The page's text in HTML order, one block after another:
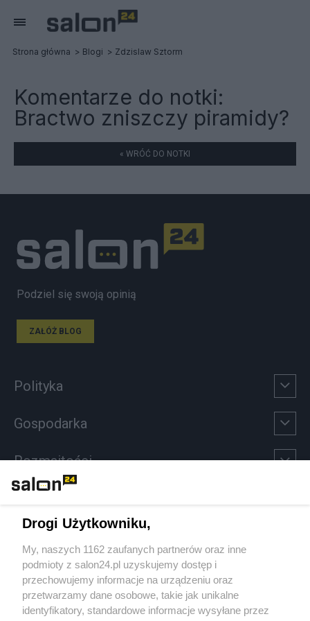
Strona główna Blogi Zdzislaw Sztorm
Komentarze do notki:
Bractwo zniszczy piramidy?
« WRÓĆ DO NOTKI
Podziel się swoją opinią
ZAŁÓŻ BLOG
Polityka
Gospodarka
Rozmaitości
Sport
Społeczeństwo
Kultura
Drogi Użytkowniku,
My, naszych 1162 zaufanych partnerów oraz inne
podmioty z salon24.pl uzyskujemy dostęp i
przechowujemy informacje na urządzeniu oraz
przetwarzamy dane osobowe, takie jak unikalne
identyfikatory, standardowe informacje wysyłane przez